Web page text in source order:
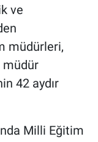
ve
müdürleri,
42 aydır
Milli Eğitim